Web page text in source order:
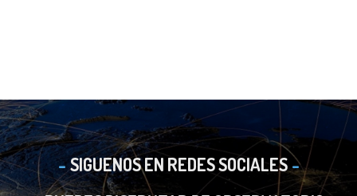
SIGUENOS EN REDES SOCIALES